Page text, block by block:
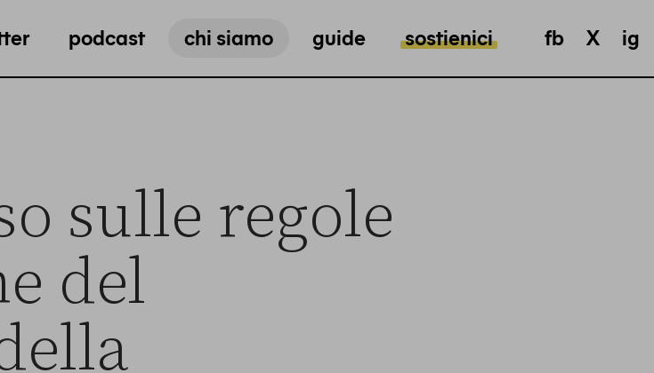
podcast chi siamo guide sostienici fb X ig
sulle regole
del